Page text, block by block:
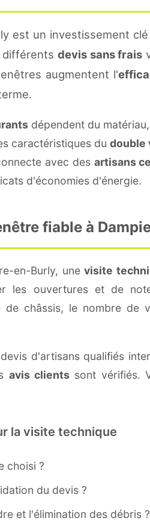
est un investissement
devis sans frais
augmentent l'
dépendent du
caractéristiques du double
avec des artisans
d'économies d'énergie.
fiable à
en-Burly, unevisite
les ouvertures et de
châssis, le nombre de
d'artisans qualifiés
avis clientssont vérifiés.
la visite technique
choisi ?
du devis ?
et l'élimination des débris ?